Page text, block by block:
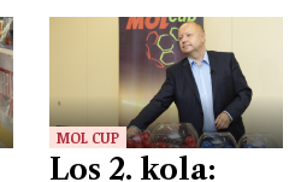
MOL CUP
Los 2. kola: